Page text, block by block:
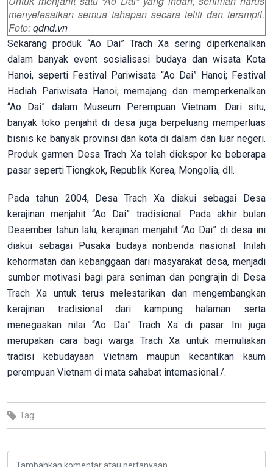
menyelesaikan semua tahapan secara teliti dan terampil.
Foto:qdnd.vn
Sekarang produk “Ao Dai” Trach Xa sering diperkenalkan
dalam banyak event sosialisasi budaya dan wisata Kota
Hanoi, seperti Festival Pariwisata “Ao Dai” Hanoi; Festival
Hadiah Pariwisata Hanoi; memajang dan memperkenalkan
“Ao Dai” dalam Museum Perempuan Vietnam. Dari situ,
banyak toko penjahit di desa juga berpeluang memperluas
bisnis ke banyak provinsi dan kota di dalam dan luar negeri.
Produk garmen Desa Trach Xa telah diekspor ke beberapa
pasar seperti Tiongkok, Republik Korea, Mongolia, dll.
Pada tahun 2004, Desa Trach Xa diakui sebagai Desa
kerajinan menjahit “Ao Dai” tradisional. Pada akhir bulan
Desember tahun lalu, kerajinan menjahit “Ao Dai” di desa ini
diakui sebagai Pusaka budaya nonbenda nasional. Inilah
kehormatan dan kebanggaan dari masyarakat desa, menjadi
sumber motivasi bagi para seniman dan pengrajin di Desa
Trach Xa untuk terus melestarikan dan mengembangkan
kerajinan tradisional dari kampung halaman serta
menegaskan nilai “Ao Dai” Trach Xa di pasar. Ini juga
merupakan cara bagi warga Trach Xa untuk memuliakan
tradisi kebudayaan Vietnam maupun kecantikan kaum
perempuan Vietnam di mata sahabat internasional./.
Tag: